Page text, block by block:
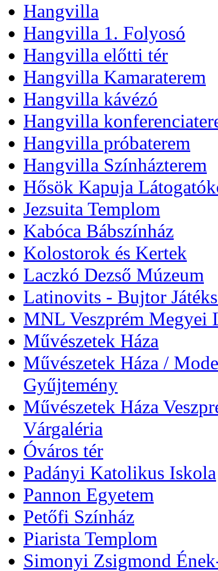
Hangvilla
Hangvilla 1. Folyosó
Hangvilla előtti tér
Hangvilla Kamaraterem
Hangvilla kávézó
Hangvilla
Hangvilla próbaterem
Hangvilla Színházterem
Hősök Kapuja
Jezsuita Templom
Kabóca Bábszínház
Kolostorok és Kertek
Laczkó Dezső Múzeum
Latinovits - Bujtor
MNL Veszprém Megyei
Művészetek Háza
Művészetek Háza /
Gyűjtemény
Művészetek Háza
Várgaléria
Óváros tér
Padányi Katolikus Iskola
Pannon Egyetem
Petőfi Színház
Piarista Templom
Simonyi Zsigmond